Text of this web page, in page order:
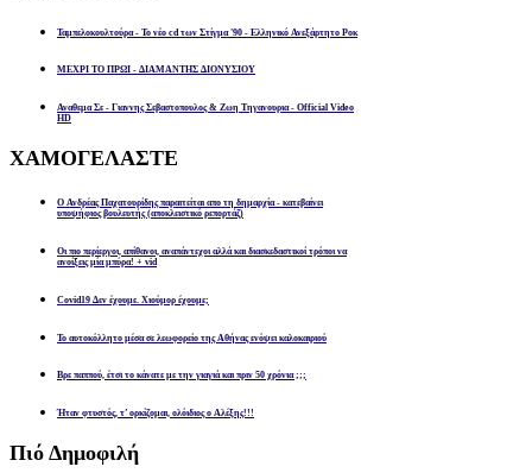
Ταμπελοκουλτούρα - Το νέο cd των Στίγμα '90 - Ελληνικό Ανεξάρτητο Ροκ
ΜΕΧΡΙ ΤΟ ΠΡΩΙ - ΔΙΑΜΑΝΤΗΣ ΔΙΟΝΥΣΙΟΥ
Αναθεμα Σε - Γιαννης Σεβαστοπουλος & Ζωη Τηγανουρια - Official Video
HD
ΧΑΜΟΓΕΛΑΣΤΕ
Ο Ανδρέας Παχατουρίδης παραιτείται απο τη δημαρχία - κατεβαίνει
υποψήφιος βουλευτής (αποκλειστικό ρεπορτάζ)
Οι πιο περίεργοι, απίθανοι, αναπάντεχοι αλλά και διασκεδαστικοί τρόποι να
ανοίξεις μία μπύρα! + vid
Covid19 Δεν έχουμε. Χιούμορ έχουμε;
Το αυτοκόλλητο μέσα σε λεωφορείο της Αθήνας ενόψει καλοκαιριού
Βρε παππού, έτσι το κάνατε με την γιαγιά και πριν 50 χρόνια ;;;
Ήταν φτυστός, τ’ ορκίζομαι, ολόιδιος ο Αλέξης!!!
Πιό Δημοφιλή